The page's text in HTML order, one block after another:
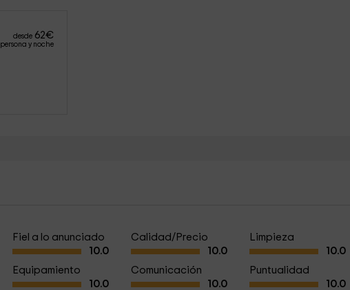
desde 62€
persona y noche
Fiel a lo anunciado
10.0
Calidad/Precio
10.0
Limpieza
10.0
Equipamiento
10.0
Comunicación
10.0
Puntualidad
10.0